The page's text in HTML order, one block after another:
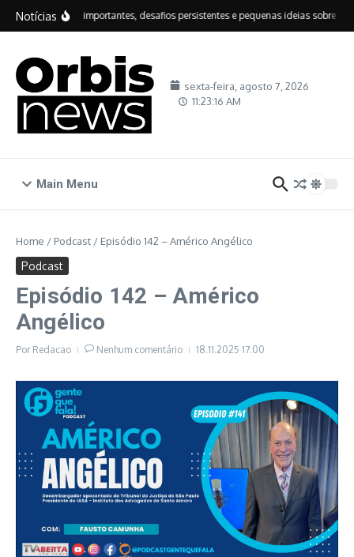
Ir para o conteúdo
Notícias
IDEB: avanços importantes, desafios persistentes e pequenas ideias sobre
sexta-feira, agosto 7, 2026
11:23:17 AM
Main Menu
Home / Podcast / Episódio 142 – Américo Angélico
Podcast
Episódio 142 – Américo
Angélico
Por Redacao Nenhum comentário 18.11.2025 17:00